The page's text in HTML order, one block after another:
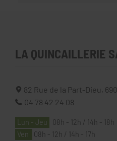
LA QUINCAILLERIE
82 Rue de la Part-Dieu,
04 78 42 24 08
Lun - Jeu
08h - 12h / 14h - 18h
Ven
08h - 12h / 14h - 17h